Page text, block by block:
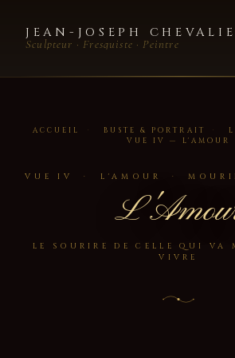
JEAN-JOSEPH
Sculpteur · Fresquiste · Peintre
ACCUEIL · BUSTE & PORTRAIT ·
VUE IV — L'AMOUR
VUE IV · L'AMOUR ·
LE SOURIRE DE CELLE QUI VA
VIVRE